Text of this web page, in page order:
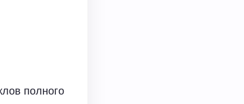
полного